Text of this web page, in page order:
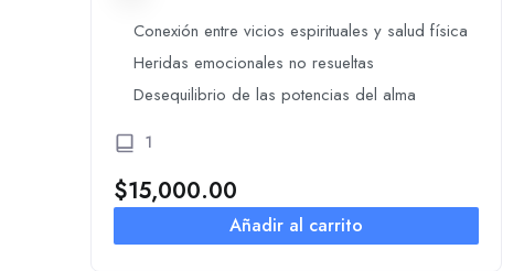
Conexión entre vicios espirituales y salud física
Heridas emocionales no resueltas
Desequilibrio de las potencias del alma
1
$15,000.00
Añadir al carrito